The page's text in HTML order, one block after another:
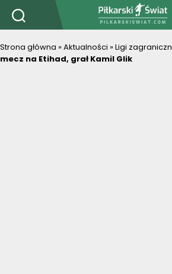
Strona główna »Aktualności »Ligi
mecz na Etihad, grał Kamil Glik